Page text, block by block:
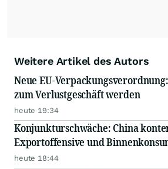
Weitere Artikel des Autors
Neue EU-
zum Verlustgeschäft werden
heute 19:34
Konjunkturschwäche: China
Exportoffensive und
heute 18:44